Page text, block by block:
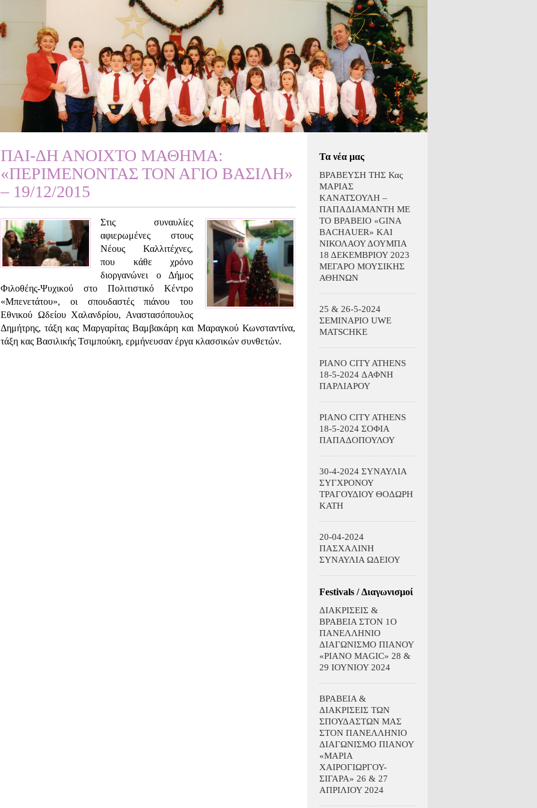
ΠΑΙ-ΔΗ ΑΝΟΙΧΤΟ ΜΑΘΗΜΑ:
«ΠΕΡΙΜΕΝΟΝΤΑΣ ΤΟΝ ΑΓΙΟ ΒΑΣΙΛΗ»
– 19/12/2015
Στις συναυλίες
αφιερωμένες στους
Νέους Καλλιτέχνες,
που κάθε χρόνο
διοργανώνει ο Δήμος
Φιλοθέης-Ψυχικού στο Πολιτιστικό Κέντρο
«Μπενετάτου», οι σπουδαστές πιάνου του
Εθνικού Ωδείου Χαλανδρίου, Αναστασόπουλος
Δημήτρης, τάξη κας Μαργαρίτας Βαμβακάρη και Μαραγκού Κωνσταντίνα,
τάξη κας Βασιλικής Τσιμπούκη, ερμήνευσαν έργα κλασσικών συνθετών.
Τα νέα μας
ΒΡΑΒΕΥΣΗ ΤΗΣ Κας
ΜΑΡΙΑΣ
ΚΑΝΑΤΣΟΥΛΗ –
ΠΑΠΑΔΙΑΜΑΝΤΗ ΜΕ
ΤΟ ΒΡΑΒΕΙΟ «GINA
BACHAUER» ΚΑΙ
ΝΙΚΟΛΑΟΥ ΔΟΥΜΠΑ
18 ΔΕΚΕΜΒΡΙΟΥ 2023
ΜΕΓΑΡΟ ΜΟΥΣΙΚΗΣ
ΑΘΗΝΩΝ
25 & 26-5-2024
ΣΕΜΙΝΑΡΙΟ UWE
MATSCHKE
PIANO CITY ATHENS
18-5-2024 ΔΑΦΝΗ
ΠΑΡΛΙΑΡΟΥ
PIANO CITY ATHENS
18-5-2024 ΣΟΦΙΑ
ΠΑΠΑΔΟΠΟΥΛΟΥ
30-4-2024 ΣΥΝΑΥΛΙΑ
ΣΥΓΧΡΟΝΟΥ
ΤΡΑΓΟΥΔΙΟΥ ΘΟΔΩΡΗ
ΚΑΤΗ
20-04-2024
ΠΑΣΧΑΛΙΝΗ
ΣΥΝΑΥΛΙΑ ΩΔΕΙΟΥ
Festivals / Διαγωνισμοί
ΔΙΑΚΡΙΣΕΙΣ &
ΒΡΑΒΕΙΑ ΣΤΟΝ 1Ο
ΠΑΝΕΛΛΗΝΙΟ
ΔΙΑΓΩΝΙΣΜΟ ΠΙΑΝΟΥ
«PIANO MAGIC» 28 &
29 ΙΟΥΝΙΟΥ 2024
ΒΡΑΒΕΙΑ &
ΔΙΑΚΡΙΣΕΙΣ ΤΩΝ
ΣΠΟΥΔΑΣΤΩΝ ΜΑΣ
ΣΤΟΝ ΠΑΝΕΛΛΗΝΙΟ
ΔΙΑΓΩΝΙΣΜΟ ΠΙΑΝΟΥ
«ΜΑΡΙΑ
ΧΑΙΡΟΓΙΩΡΓΟΥ-
ΣΙΓΑΡΑ» 26 & 27
ΑΠΡΙΛΙΟΥ 2024